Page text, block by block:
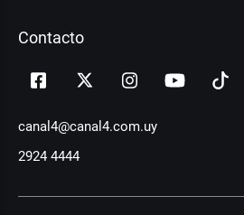
Contacto
canal4@canal4.com.uy
2924 4444